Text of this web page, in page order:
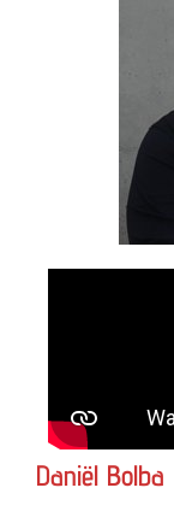
Daniël Bolba